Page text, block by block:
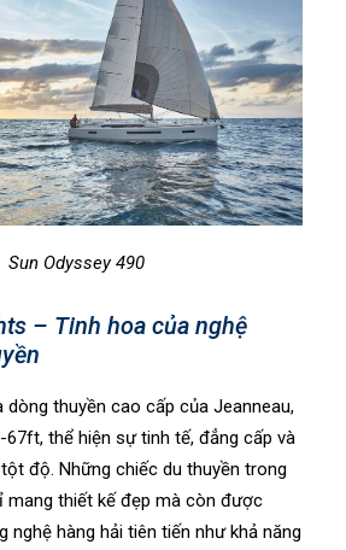
Sun Odyssey 490
– Tinh hoa của nghệ
dòng thuyền cao cấp của Jeanneau,
thể hiện sự tinh tế, đẳng cấp và
độ. Những chiếc du thuyền trong
mang thiết kế đẹp mà còn được
nghệ hàng hải tiên tiến như khả năng